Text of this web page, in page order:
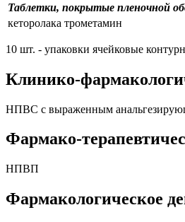
Таблетки, покрытые пленочной
кеторолака трометамин
10 шт. - упаковки ячейковые
Клинико-
НПВС с выраженным
Фармако-
НПВП
Фармакологическое